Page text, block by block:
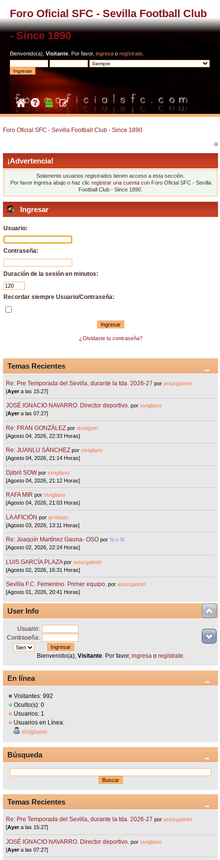
Foro Oficial SFC - Sevilla Football Club
- Since 1890
Bienvenido(a), Visitante . Por favor, ingresa o regístrate
Foro Oficial SFC - Sevilla Football Club - Since 1890
¡Advertencia!
Solamente usuarios registrados tienen acceso a esta sección.
Por favor ingresa abajo o haz clic registrar una cuentacon Foro Oficial SFC - Sevilla
Football Club - Since 1890.
Ingresar
Usuario:
Contraseña:
Duración de la sesión en minutos:
Recordar siempre Usuario/Contraseña:
¿Olvidaste tu contraseña?
Temas Recientes
Re: Pre Temporada del Sevilla, durante la tda. 2026-27 porasturgabriel
[Ayera las 15:27]
JOSÉ IGNACIO NAVARRO. Director deportivo. porsivigliano
[Ayera las 07:27]
Re: FRAN GONZÁLEZ pordrodgom
[Agosto 04, 2026, 22:33 Horas]
Re: JUANLU SÁNCHEZ porsivigliano
[Agosto 04, 2026, 21:14 Horas]
Djibril SOW porsivigliano
[Agosto 04, 2026, 21:12 Horas]
RAFA MIR porsivigliano
[Agosto 04, 2026, 21:03 Horas]
LA AFICIÓN porarrebato
[Agosto 03, 2026, 13:11 Horas]
Re: Joaquín Martínez Gauna- OSO porSi o Si
[Agosto 02, 2026, 22:24 Horas]
LUIS GARCÍA PLAZA porasturgabriel
[Agosto 02, 2026, 16:31 Horas]
Sevilla F.C. Femenino. Primer equipo. porasturgabriel
[Agosto 01, 2026, 20:41 Horas]
User Info
Usuario:
Contraseña:
Bienvenido(a), Visitante. Por favor, ingresao regístrate.
En línea
Visitantes: 992
Oculto(s): 0
Usuarios: 1
Usuarios en Línea:
sivigliano
Búsqueda
Temas Recientes
Re: Pre Temporada del Sevilla, durante la tda. 2026-27 porasturgabriel
[Ayera las 15:27]
JOSÉ IGNACIO NAVARRO. Director deportivo. porsivigliano
[Ayera las 07:27]